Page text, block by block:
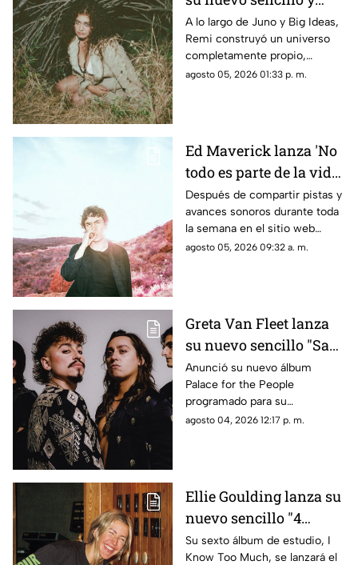
video 'Twiggy'
A lo largo de Juno y Big Ideas,
Remi construyó un universo
completamente propio,
convirtiéndose en el proceso
agosto 05, 2026 01:33 p. m.
Ed Maverick lanza 'No
todo es parte de la vida',
el primero de dos
nuevos sencillos a
estrenarse
Después de compartir pistas y
avances sonoros durante toda
la semana en el sitio web
esrutayerma.com, Ed Maverick
agosto 05, 2026 09:32 a. m.
Greta Van Fleet lanza
su nuevo sencillo "Saw
you stand"
Anunció su nuevo álbum
Palace for the People
programado para su
lanzamiento el 9 de octubre
agosto 04, 2026 12:17 p. m.
Ellie Goulding lanza su
nuevo sencillo "4
seasons"
Su sexto álbum de estudio, I
Know Too Much, se lanzará el